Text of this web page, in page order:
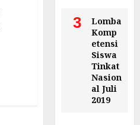
3
Lomba
Komp
etensi
Siswa
Tinkat
Nasion
al Juli
2019